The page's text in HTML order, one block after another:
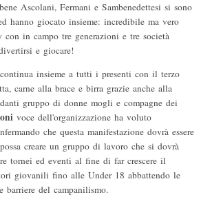
Ascolani, Fermani e Sambenedettesi si sono
hanno giocato insieme: incredibile ma vero
con in campo tre generazioni e tre società
e giocare!
insieme a tutti i presenti con il terzo
carne alla brace e birra grazie anche alla
gruppo di donne mogli e compagne dei
voce dell'organizzazione ha voluto
che questa manifestazione dovrà essere
creare un gruppo di lavoro che si dovrà
tornei ed eventi al fine di far crescere il
giovanili fino alle Under 18 abbattendo le
barriere del campanilismo.